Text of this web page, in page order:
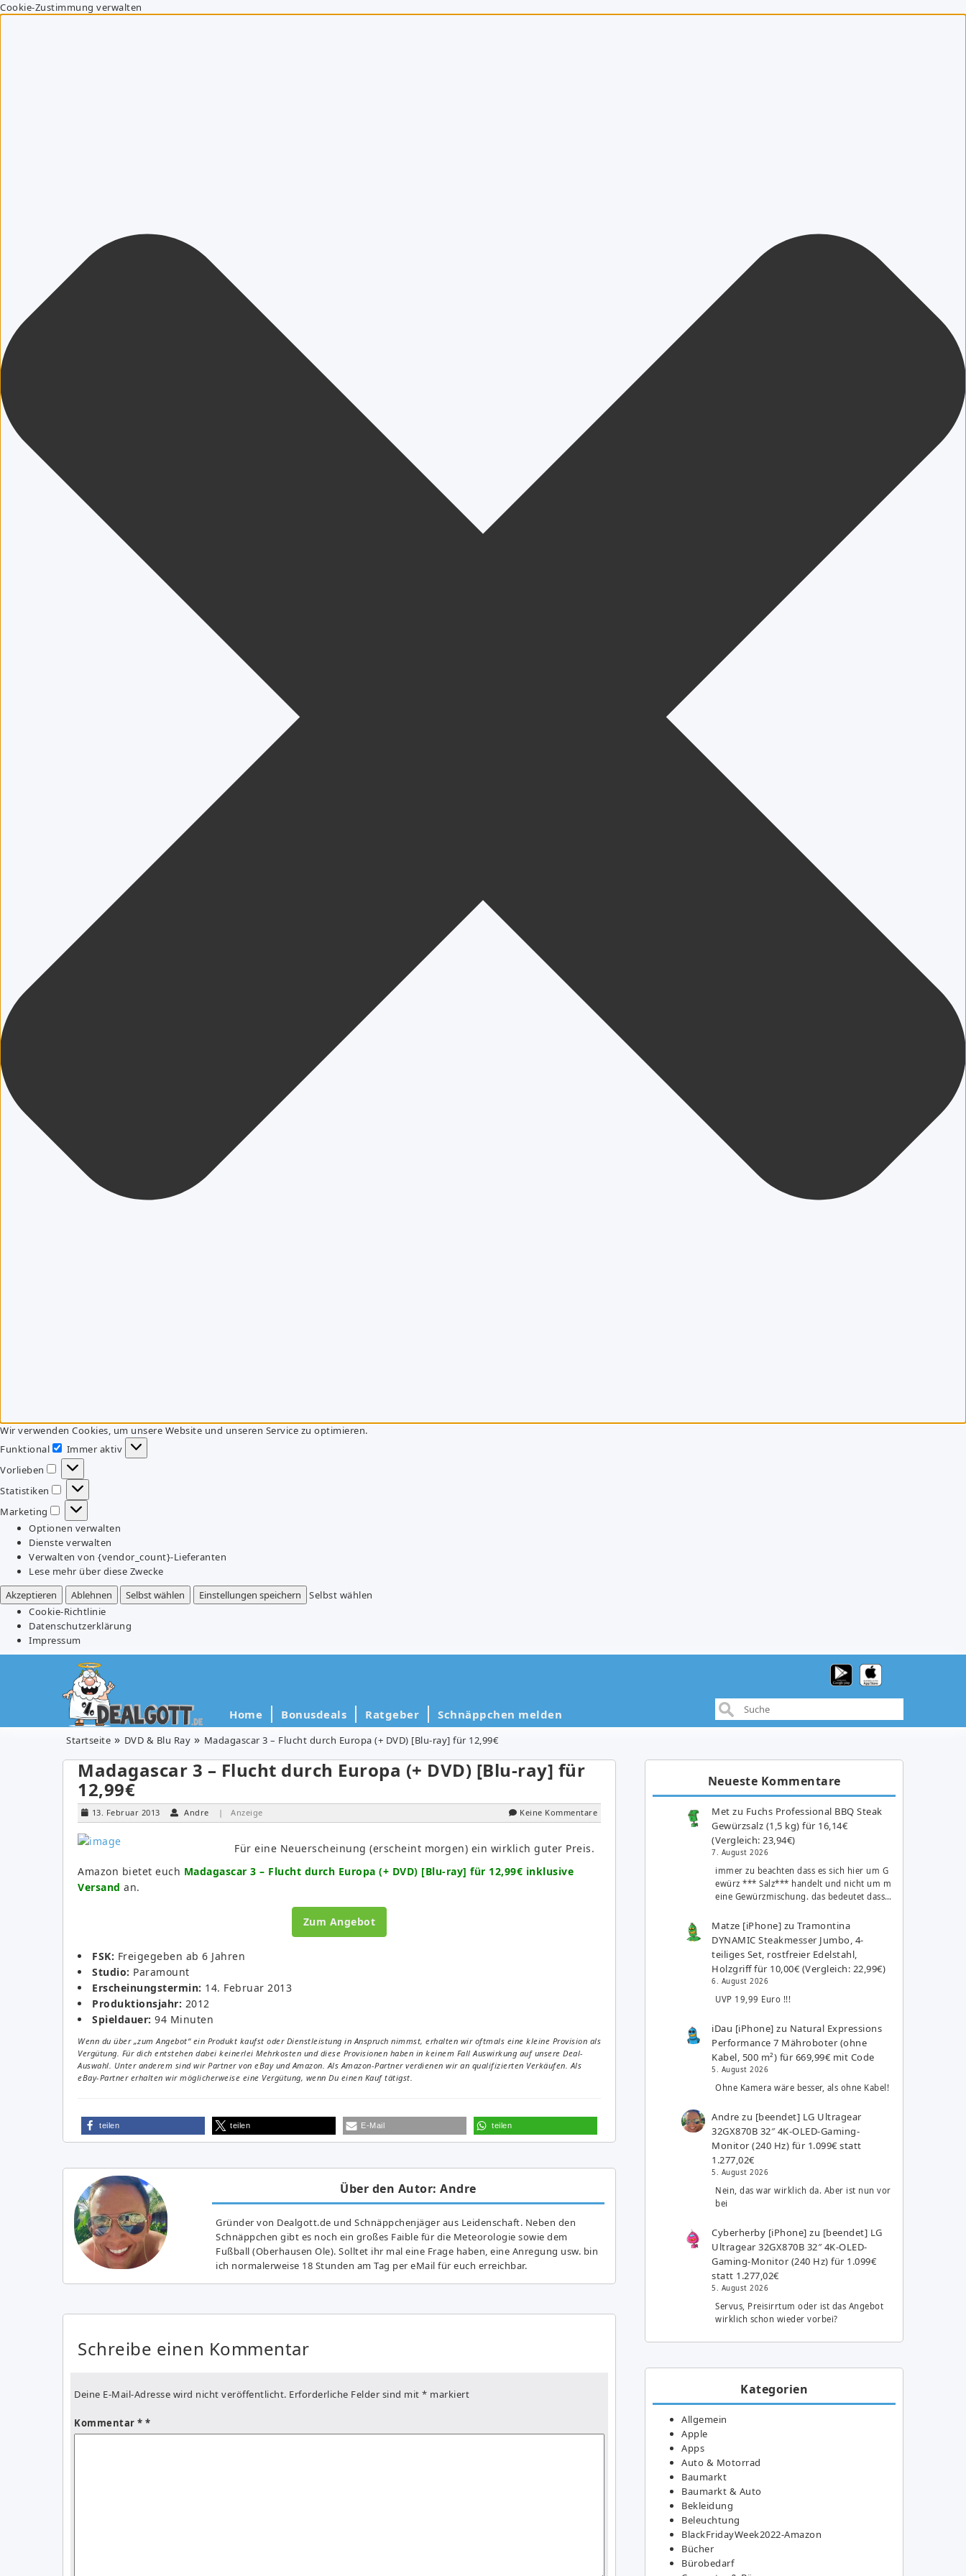
Cookie-Zustimmung verwalten
Wir verwenden Cookies, um unsere Website und unseren Service zu optimieren.
Funktional
Funktional
Immer aktiv
Vorlieben
Vorlieben
Statistiken
Statistiken
Marketing
Marketing
Optionen verwalten
Dienste verwalten
Verwalten von {vendor_count}-Lieferanten
Lese mehr über diese Zwecke
Akzeptieren
Ablehnen Selbst wählen Einstellungen speichern
Selbst wählen
Cookie-Richtlinie
Datenschutzerklärung
Impressum
Home Bonusdeals Ratgeber Schnäppchen melden
Startseite DVD & Blu Ray Madagascar 3 – Flucht durch Europa (+ DVD) [Blu-ray] für 12,99€
Madagascar 3 – Flucht durch Europa (+ DVD) [Blu-ray] für
12,99€
13. Februar 2013 Andre | Anzeige Keine Kommentare
Für eine Neuerscheinung (erscheint morgen) ein wirklich guter Preis.
Amazon bietet euch Madagascar 3 – Flucht durch Europa (+ DVD) [Blu-ray] für 12,99€ inklusive
Versand an.
Zum Angebot
FSK: Freigegeben ab 6 Jahren
Studio: Paramount
Erscheinungstermin: 14. Februar 2013
Produktionsjahr: 2012
Spieldauer: 94 Minuten
Wenn du über „zum Angebot“ ein Produkt kaufst oder Dienstleistung in Anspruch nimmst, erhalten wir oftmals eine kleine Provision als
Vergütung. Für dich entstehen dabei keinerlei Mehrkosten und diese Provisionen haben in keinem Fall Auswirkung auf unsere Deal-
Auswahl. Unter anderem sind wir Partner von eBay und Amazon. Als Amazon-Partner verdienen wir an qualifizierten Verkäufen. Als
eBay-Partner erhalten wir möglicherweise eine Vergütung, wenn Du einen Kauf tätigst.
teilen teilen E-Mail teilen
Über den Autor: Andre
Gründer von Dealgott.de und Schnäppchenjäger aus Leidenschaft. Neben den
Schnäppchen gibt es noch ein großes Fai­ble für die Meteorologie sowie dem
Fußball (Oberhausen Ole). Solltet ihr mal eine Frage haben, eine Anregung usw. bin
ich normalerweise 18 Stunden am Tag per eMail für euch erreichbar.
Schreibe einen Kommentar
Deine E-Mail-Adresse wird nicht veröffentlicht. Erforderliche Felder sind mit * markiert
Kommentar *
Neueste Kommentare
Met zu Fuchs Professional BBQ Steak
Gewürzsalz (1,5 kg) für 16,14€
(Vergleich: 23,94€)
7. August 2026
immer zu beachten dass es sich hier um G
ewürz *** Salz*** handelt und nicht um m
eine Gewürzmischung. das bedeutet dass…
Matze [iPhone] zuTramontina
DYNAMIC Steakmesser Jumbo, 4-
teiliges Set, rostfreier Edelstahl,
Holzgriff für 10,00€ (Vergleich: 22,99€)
6. August 2026
UVP 19,99 Euro !!!
iDau [iPhone] zu Natural Expressions
Performance 7 Mähroboter (ohne
Kabel, 500 m²) für 669,99€ mit Code
5. August 2026
Ohne Kamera wäre besser, als ohne Kabel!
Andre zu [beendet] LG Ultragear
32GX870B 32″ 4K-OLED-Gaming-
Monitor (240 Hz) für 1.099€ statt
1.277,02€
5. August 2026
Nein, das war wirklich da. Aber ist nun vor
bei
Cyberherby [iPhone] zu [beendet] LG
Ultragear 32GX870B 32″ 4K-OLED-
Gaming-Monitor (240 Hz) für 1.099€
statt 1.277,02€
5. August 2026
Servus, Preisirrtum oder ist das Angebot
wirklich schon wieder vorbei?
Kategorien
Allgemein
Apple
Apps
Auto & Motorrad
Baumarkt
Baumarkt & Auto
Bekleidung
Beleuchtung
BlackFridayWeek2022-Amazon
Bücher
Bürobedarf